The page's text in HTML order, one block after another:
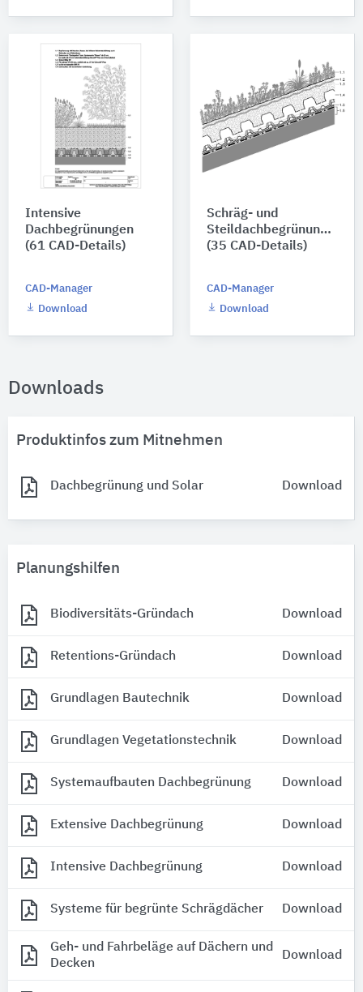
Intensive
Dachbegrünungen
(61 CAD-Details)
CAD-Manager
Download
Schräg- und
Steildachbegrünungen
(35 CAD-Details)
CAD-Manager
Download
Downloads
Produktinfos zum Mitnehmen
Dachbegrünung und Solar Download
Planungshilfen
Biodiversitäts-Gründach Download
Retentions-Gründach Download
Grundlagen Bautechnik Download
Grundlagen Vegetationstechnik Download
Systemaufbauten Dachbegrünung Download
Extensive Dachbegrünung Download
Intensive Dachbegrünung Download
Systeme für begrünte Schrägdächer Download
Geh- und Fahrbeläge auf Dächern und
Decken
Download